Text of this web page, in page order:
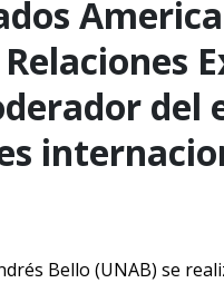
del
Bello (UNAB) se